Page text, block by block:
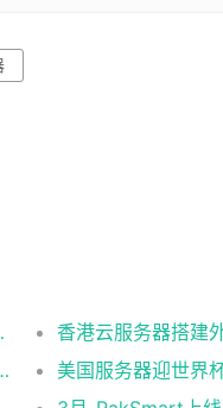
月封顶
场促销，错过等一年！